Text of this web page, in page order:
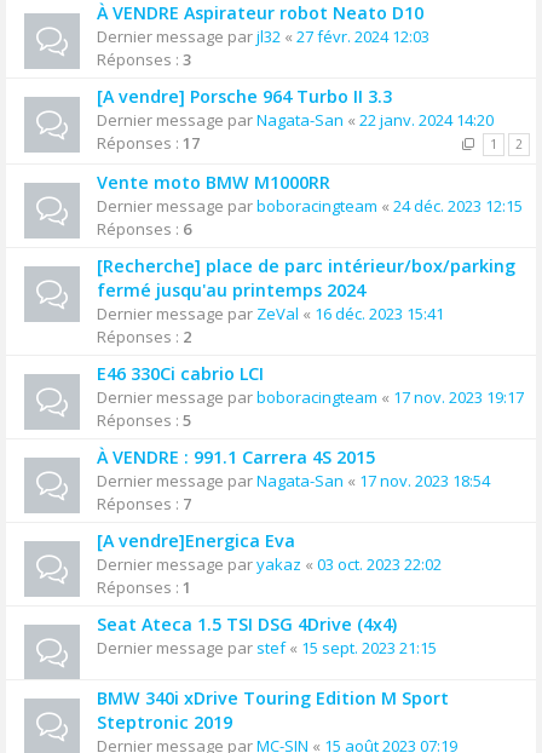
À VENDRE Aspirateur robot Neato D10
Dernier message parjl32 « 27 févr. 2024 12:03
Réponses : 3
[A vendre] Porsche 964 Turbo II 3.3
Dernier message parNagata-San « 22 janv. 2024 14:20
Réponses : 17 1 2
Vente moto BMW M1000RR
Dernier message parboboracingteam « 24 déc. 2023 12:15
Réponses : 6
[Recherche] place de parc intérieur/box/parking
fermé jusqu'au printemps 2024
Dernier message par ZeVal « 16 déc. 2023 15:41
Réponses : 2
E46 330Ci cabrio LCI
Dernier message parboboracingteam « 17 nov. 2023 19:17
Réponses : 5
À VENDRE : 991.1 Carrera 4S 2015
Dernier message parNagata-San « 17 nov. 2023 18:54
Réponses : 7
[A vendre]Energica Eva
Dernier message paryakaz « 03 oct. 2023 22:02
Réponses : 1
Seat Ateca 1.5 TSI DSG 4Drive (4x4)
Dernier message par stef« 15 sept. 2023 21:15
BMW 340i xDrive Touring Edition M Sport
Steptronic 2019
Dernier message parMC-SIN « 15 août 2023 07:19